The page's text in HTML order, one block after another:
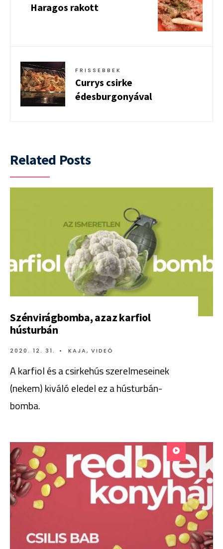
Haragos rakott
FRISSEBBEK
Currys csirke
édesburgonyával
Related Posts
Szénvirágbomba, azaz karfiol
hústurbán
2020. 12. 31. • KAJA, VIDEÓ
A karfiol és a csirkehús szerelmeseinek
(nekem) kiváló eledel ez a hústurbán-
bomba.